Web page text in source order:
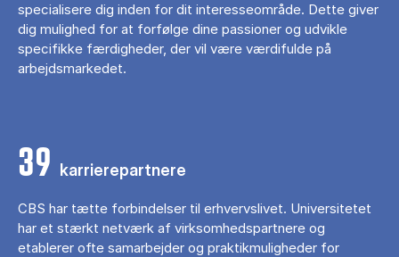
specialisere dig inden for dit interesseområde. Dette giver
dig mulighed for at forfølge dine passioner og udvikle
specifikke færdigheder, der vil være værdifulde på
arbejdsmarkedet.
39 karrierepartnere
CBS har tætte forbindelser til erhvervslivet. Universitetet
har et stærkt netværk af virksomhedspartnere og
etablerer ofte samarbejder og praktikmuligheder for